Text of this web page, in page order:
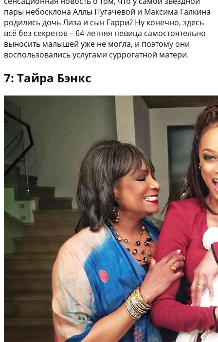
пары небосклона Аллы Пугачевой и Максима Галкина
родились дочь Лиза и сын Гарри? Ну конечно, здесь
всё без секретов – 64-летняя певица самостоятельно
выносить малышей уже не могла, и поэтому они
воспользовались услугами суррогатной матери.
7: Тайра Бэнкс